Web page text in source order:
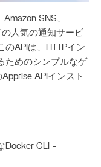
SNS、
人気の通知サービ
APIは、HTTPイン
ためのシンプルなゲ
APIインスト
Docker CLI -